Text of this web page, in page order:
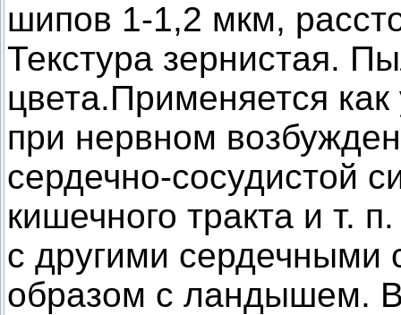
шипов 1-1,2 мкм,
Текстура зернистая.
цвета.Применяется
при нервном
сердечно-сосудистой
кишечного тракта и т.
с другими сердечными
образом с ландышем.